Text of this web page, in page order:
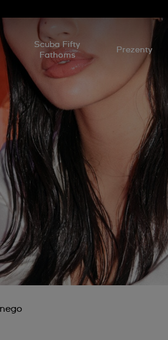
Scuba Fifty
Fathoms
Prezenty